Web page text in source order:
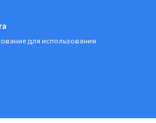
для использования